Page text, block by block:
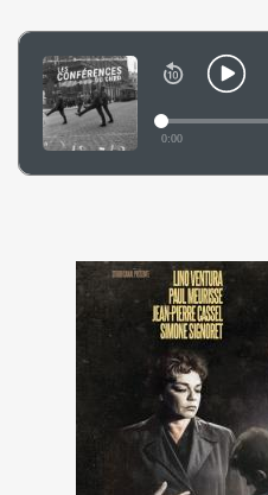
0:00